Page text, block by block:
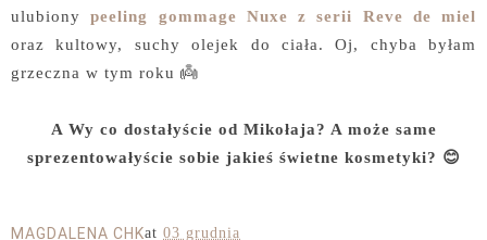
ulubionypeeling gommage Nuxe z serii Reve de miel
oraz kultowy, suchy olejek do ciała. Oj, chyba byłam
grzeczna w tym roku 👼
A Wy co dostałyście od Mikołaja? A może same
sprezentowałyście sobie jakieś świetne kosmetyki? 😊
MAGDALENA CHKat 03 grudnia